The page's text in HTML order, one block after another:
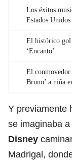
Los éxitos
Estados Unidos
El histórico gol
‘Encanto’
El conmovedor
Bruno’ a niña
Y previamente
se imaginaba
Disney
Madrigal,